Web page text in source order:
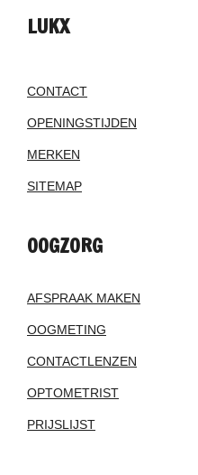
LUKX
CONTACT
OPENINGSTIJDEN
MERKEN
SITEMAP
OOGZORG
AFSPRAAK MAKEN
OOGMETING
CONTACTLENZEN
OPTOMETRIST
PRIJSLIJST